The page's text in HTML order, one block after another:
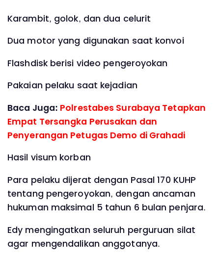
Karambit, golok, dan dua celurit
Dua motor yang digunakan saat konvoi
Flashdisk berisi video pengeroyokan
Pakaian pelaku saat kejadian
Baca Juga: Polrestabes Surabaya Tetapkan
Empat Tersangka Perusakan dan
Penyerangan Petugas Demo di Grahadi
Hasil visum korban
Para pelaku dijerat dengan Pasal 170 KUHP
tentang pengeroyokan, dengan ancaman
hukuman maksimal 5 tahun 6 bulan penjara.
Edy mengingatkan seluruh perguruan silat
agar mengendalikan anggotanya.